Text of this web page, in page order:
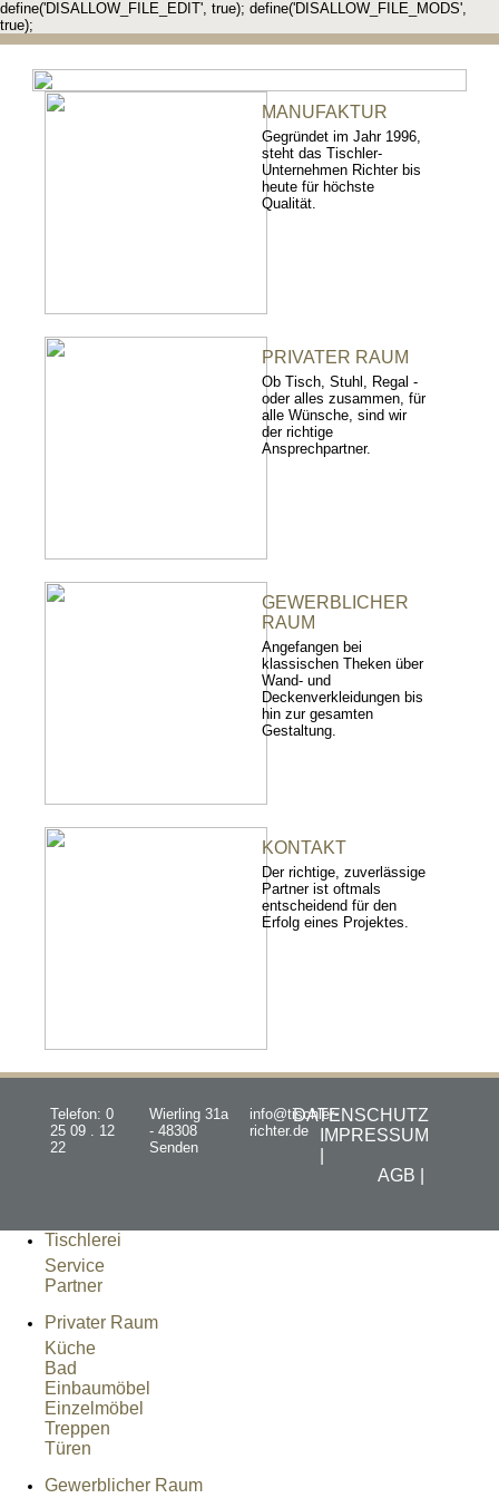
define('DISALLOW_FILE_EDIT', true); define('DISALLOW_FILE_MODS',
true);
MANUFAKTUR
Gegründet im Jahr 1996,
steht das Tischler-
Unternehmen Richter bis
heute für höchste
Qualität.
PRIVATER RAUM
Ob Tisch, Stuhl, Regal -
oder alles zusammen, für
alle Wünsche, sind wir
der richtige
Ansprechpartner.
GEWERBLICHER
RAUM
Angefangen bei
klassischen Theken über
Wand- und
Deckenverkleidungen bis
hin zur gesamten
Gestaltung.
KONTAKT
Der richtige, zuverlässige
Partner ist oftmals
entscheidend für den
Erfolg eines Projektes.
Telefon: 0
25 09 . 12
22
Wierling 31a
- 48308
Senden
info@tischler-
richter.de
DATENSCHUTZ
IMPRESSUM
AGB |
Tischlerei
Service
Partner
Privater Raum
Küche
Bad
Einbaumöbel
Einzelmöbel
Treppen
Türen
Gewerblicher Raum